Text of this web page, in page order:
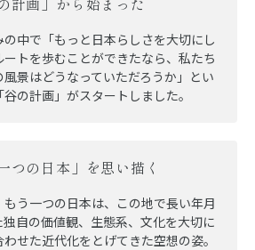
中で「もっと日本らしさを大切にし
トを歩むことができたなら、私たち
景はどうなっていただろうか」とい
の計画」がスタートしました。
つの日本」を思い描く
う一つの日本は、この地で長い年月
自の価値観、生態系、文化を大切に
せた近代化をとげてきた空想の姿。